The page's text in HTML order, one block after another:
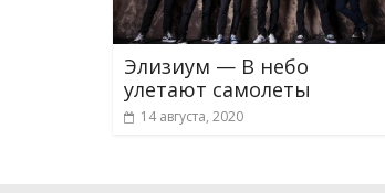
Элизиум — В небо
улетают самолеты
14 августа, 2020